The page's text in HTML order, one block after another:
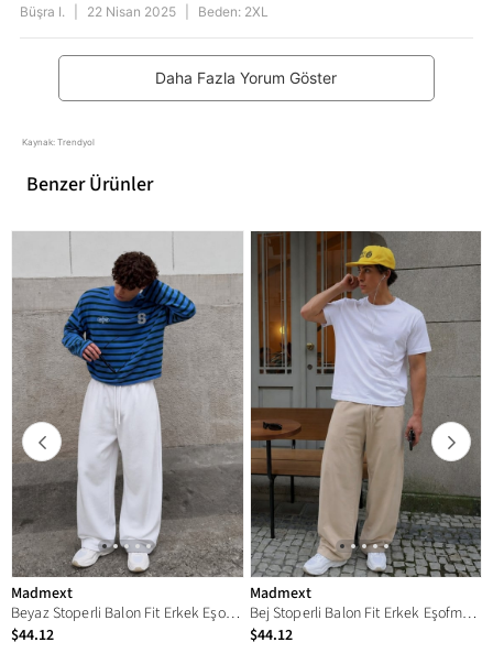
Büşra I. 22 Nisan 2025 Beden: 2XL
Daha Fazla Yorum Göster
Kaynak: Trendyol
Benzer Ürünler
Madmext
Beyaz Stoperli Balon Fit Erkek Eşofman Altı E6594
$44.12
Madmext
Bej Stoperli Balon Fit Erkek Eşofman Altı E6594
$44.12